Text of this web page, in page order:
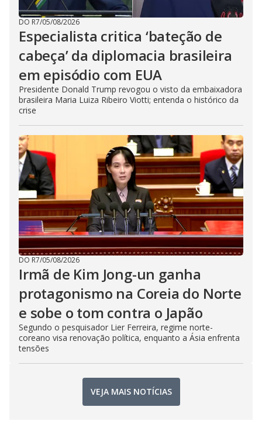
DO R7/05/08/2026
Especialista critica ‘bateção de
cabeça’ da diplomacia brasileira
em episódio com EUA
Presidente Donald Trump revogou o visto da embaixadora
brasileira Maria Luiza Ribeiro Viotti; entenda o histórico da
crise
DO R7/05/08/2026
Irmã de Kim Jong-un ganha
protagonismo na Coreia do Norte
e sobe o tom contra o Japão
Segundo o pesquisador Lier Ferreira, regime norte-
coreano visa renovação política, enquanto a Ásia enfrenta
tensões
VEJA MAIS NOTÍCIAS